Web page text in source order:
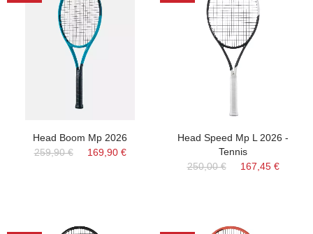
Head Boom Mp 2026
259,90 €
169,90 €
Head Speed Mp L 2026 -
Tennis
250,00 €
167,45 €